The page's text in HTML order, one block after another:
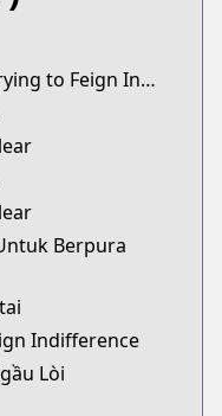
chan-wa-sumashitai
434556/list
63483
synonyms:The Wolf Girl is Trying to Feign Indifference
Berpura
Indifference
Lòi